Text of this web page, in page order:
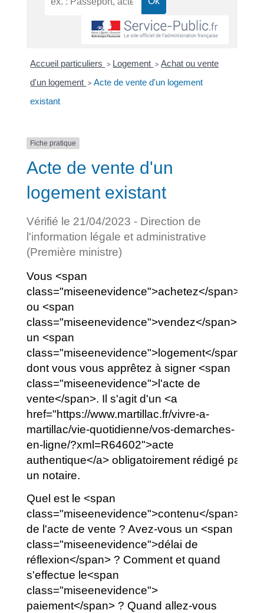
Accueil particuliers > Logement > Achat ou vente
d'un logement > Acte de vente d'un logement
existant
Fiche pratique
Acte de vente d'un
logement existant
Vérifié le 21/04/2023 - Direction de
l'information légale et administrative
(Première ministre)
Vous <span
class="miseenevidence">achetez</span>
ou <span
class="miseenevidence">vendez</span>
un <span
class="miseenevidence">logement</span>
dont vous vous apprêtez à signer <span
class="miseenevidence">l'acte de
vente</span>. Il s'agit d'un <a
href="https://www.martillac.fr/vivre-a-
martillac/vie-quotidienne/vos-demarches-
en-ligne/?xml=R64602">acte
authentique</a> obligatoirement rédigé par
un notaire.
Quel est le <span
class="miseenevidence">contenu</span>
de l'acte de vente ? Avez-vous un <span
class="miseenevidence">délai de
réflexion</span> ? Comment et quand
s'effectue le<span
class="miseenevidence">
paiement</span> ? Quand allez-vous